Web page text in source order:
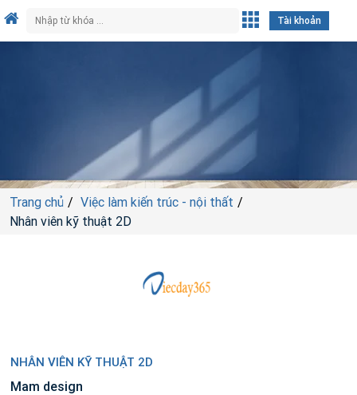
Tài khoản
Trang chủ
Việc làm kiến trúc - nội thất
Nhân viên kỹ thuật 2D
NHÂN VIÊN KỸ THUẬT 2D
Mam design